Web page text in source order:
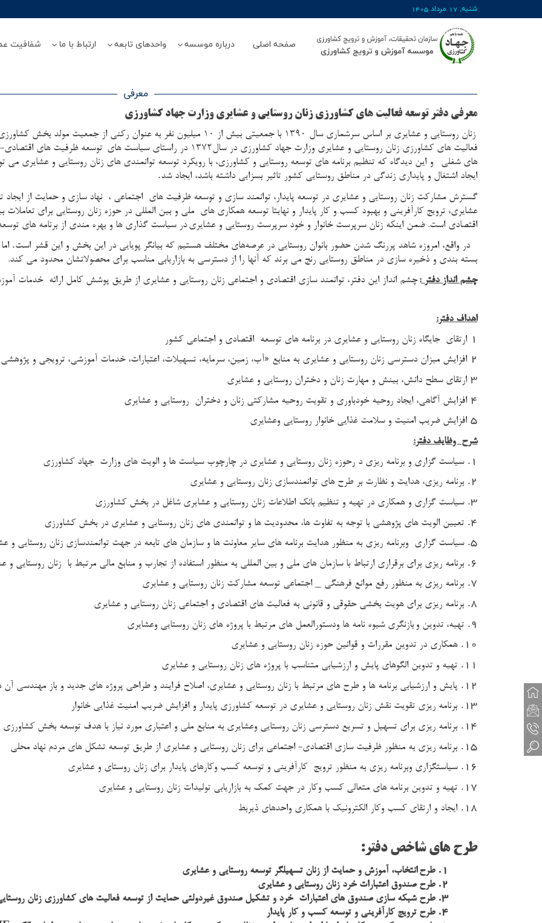
شنبه, 17 مرداد 1405
صفحه اصلی درباره موسسه واحدهای تابعه ارتباط با ما شفافیت
معرفی
معرفی دفتر توسعه فعالیت های کشاورزی زنان روستایی و عشایری وزارت جهاد کشاورزی
زنان روستایی و عشایری بر اساس سرشماری سال 1390 با جمعیتی بیش از 10 میلیون نفر به
فعالیت های کشاورزی زنان روستايي و عشايري وزارت جهاد كشاورزي در سال1372 در راستاي سياست هاي
توسعه ظرفیت های
هاي شغلي
و این دیدگاه که تنظيم برنامه هاي توسعه روستايي و کشاورزی، با رویکرد توسعه توانمندي هاي زنان روستایی و عشایری می
ايجاد اشتغال و پايداري زندگي در مناطق روستايي كشور تاثير بسزايي داشته باشد، ایجاد شد.
گسترش مشارکت زنان روستایی و عشایری در توسعه پایدار، توانمند سازی و توسعه ظرفیت های اجتماعی ، نهاد سازی و حمایت از
عشایری، ترویج کارآفرینی و بهبود کسب و کار پایدار و نهایتا توسعه همكاري هاي ملي و بين المللی در حوزه زنان روستایی برای
اقتصادی است. ضمن اینکه زنان سرپرست خانوار و خود سرپرست روستايي و عشايري در سیاست گذاری ها و بهره مندی از برنامه های
در واقع، امروزه شاهد پررنگ شدن حضور بانوان روستایی در عرصه‌های مختلف هستیم که بیانگر پویایی در این بخش و این قشر است.
بسته بندی و ذخیره سازی در مناطق روستایی رنج می برند که آنها را از دسترسی به بازاریابی مناسب برای محصولاتشان محدود می کند.
چشم انداز دفتر: چشم انداز این دفتر، توانمند سازی اقتصادی و اجتماعی زنان روستایی و عشایری از طریق پوشش کامل ارائه خدمات
اهداف دفتر:
1 ارتقای جایگاه زنان روستایی و عشایری در برنامه های توسعه اقتصادی و اجتماعی کشور
2 افزايش ميزان دسترسي زنان روستایي و عشایری به منابع «آب، زمين، سرمايه، تسهيلات، اعتبارات، خدمات آموزشی، ترويجي و
3 ارتقای سطح دانش، بینش و مهارت زنان و دختران روستایی و عشایری
4 افزايش آگاهي، ايجاد روحيه خودباوري و تقویت روحيه مشاركتي زنان و دختران روستايي و عشايري
5 افزایش ضریب امنیت و سلامت غذایی خانوار روستایی وعشایری
شرح وظایف دفتر:
1. سیاست گزاری و برنامه ریزی د رحوزه زنان روستایی و عشایری در چارچوب سیاست ها و الویت های وزارت جهاد کشاورزی
2. برنامه ریزی، هدایت و نظارت بر طرح های توانمندسازی زنان روستایی و عشایری
3. سیاست گزاری و همکاری در تهیه و تنظیم بانک اطلاعات زنان روستایی و عشایری شاغل در بخش کشاورزی
4. تعیین الویت های پژوهشی با توجه به تفاوت ها، محدودیت ها و توانمندی های زنان روستایی و عشایری در بخش کشاورزی
5. سیاست گزاری وبرنامه ریزی به منظور هدایت برنامه های سایر معاونت ها و سازمان های تابعه در جهت توانمندسازی زنان روستایی و
6. برنامه ریزی برای برقراری ارتباط با سازمان های ملی و بین المللی به منظور استفاده از تجارب و منابع مالی مرتبط با زنان
7. برنامه ریزی به منظور رفع موانع فرهنگی _ اجتماعی توسعه مشارکت زنان روستایی و عشایری
8. برنامه ریزی برای هویت بخشی حقوقی و قانونی به فعالیت های اقتصادی و اجتماعی زنان روستایی و عشایری
9. تهیه، تدوین و بازنگری شیوه نامه ها ودستورالعمل های مرتبط با پروژه های زنان روستایی وعشایری
10. همکاری در تدوین مقررات و قوانین حوزه زنان روستایی و عشایری
11. تهیه و تدوین الگوهای پایش و ارزشیابی متناسب با پروژه های زنان روستایی و عشایری
12. پایش و ارزشیابی برنامه ها و طرح های مرتبط با زنان روستایی و عشایری، اصلاح فرایند و طراحی پروژه های جدید و باز مهندسی
13. برنامه ریزی تقویت نقش زنان روستایی و عشایری در توسعه کشاورزی پایدار و افزایش ضریب امنیت غذایی خانوار
14. برنامه ریزی برای تسهیل و تسریع دسترسی زنان روستایی وعشایری به منابع ملی و اعتباری مورد نیاز با هدف توسعه بخش کشاورزی
15. برنامه ریزی به منظور ظرفیت سازی اقتصادی- اجتماعی برای زنان روستایی و عشایری از طریق توسعه تشکل های مردم نهاد محلی
16. سیاستگزاری وبرنامه ریزی به منظور ترویج کارآفرینی و توسعه کسب وکارهای پایدار برای زنان روستای و عشایری
17. تهیه و تدوین برنامه های متعالی کسب وکار در جهت کمک به بازاریابی تولیدات زنان روستایی و عشایری
18. ایجاد و ارتقای کسب وکار الکترونیک با همکاری واحدهای ذیربط
طرح های شاخص دفتر:
1. طرح انتخاب، آموزش و حمايت از زنان تسهیلگر توسعه روستایی و عشایری
2. طرح صندوق اعتبارات خرد زنان روستايي و عشایری
3. طرح شبکه سازی صندوق های اعتبارات خرد و تشکیل صندوق غیردولتی حمایت از توسعه فعالیت های کشاورزی زنان
4. طرح ترويج کارآفرینی و توسعه کسب و کار پایدار